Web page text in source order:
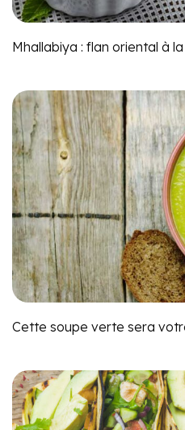
Mhallabiya : flan oriental à
Cette soupe verte sera